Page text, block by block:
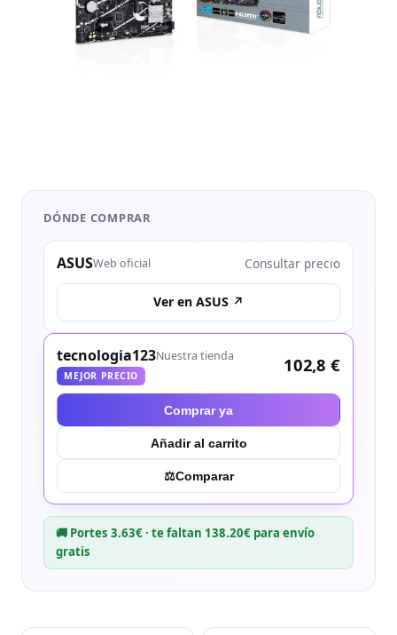
DÓNDE COMPRAR
ASUSWeb oficial Consultar precio
Ver en ASUS ↗
tecnologia123Nuestra tienda
MEJOR PRECIO
102,8 €
Comprar ya
Añadir al carrito
⚖︎Comparar
🚚 Portes 3.63€ · te faltan 138.20€ para envío
gratis